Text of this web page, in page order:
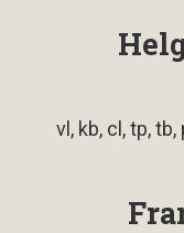
vl, kb, cl, tp,